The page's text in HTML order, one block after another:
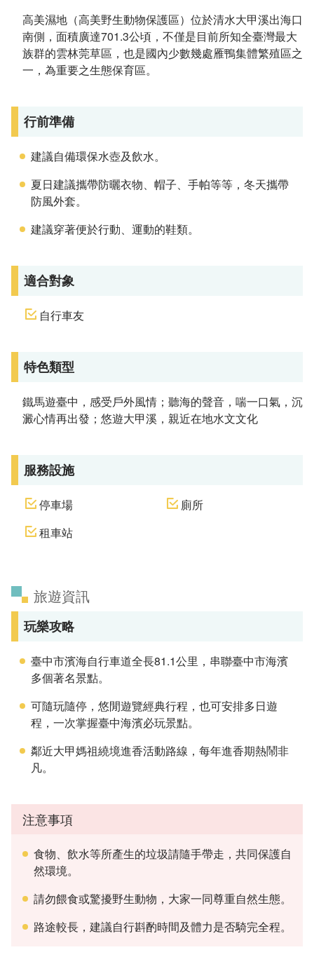
高美濕地（高美野生動物保護區）位於清水大甲溪出海口
南側，面積廣達701.3公頃，不僅是目前所知全臺灣最大
族群的雲林莞草區，也是國內少數幾處雁鴨集體繁殖區之
一，為重要之生態保育區。
行前準備
建議自備環保水壺及飲水。
夏日建議攜帶防曬衣物、帽子、手帕等等，冬天攜帶
防風外套。
建議穿著便於行動、運動的鞋類。
適合對象
自行車友
特色類型
鐵馬遊臺中，感受戶外風情；聽海的聲音，喘一口氣，沉
澱心情再出發；悠遊大甲溪，親近在地水文文化
服務設施
停車場
廁所
租車站
旅遊資訊
玩樂攻略
臺中市濱海自行車道全長81.1公里，串聯臺中市海濱
多個著名景點。
可隨玩隨停，悠閒遊覽經典行程，也可安排多日遊
程，一次掌握臺中海濱必玩景點。
鄰近大甲媽祖繞境進香活動路線，每年進香期熱鬧非
凡。
注意事項
食物、飲水等所產生的垃圾請隨手帶走，共同保護自
然環境。
請勿餵食或驚擾野生動物，大家一同尊重自然生態。
路途較長，建議自行斟酌時間及體力是否騎完全程。